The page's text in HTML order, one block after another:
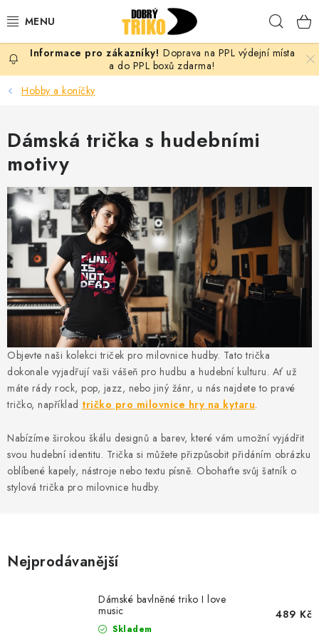
na
PRO ŽENY
PRO MUŽE
PRO DĚTI
DOPLŇKY
PRO PÁRY
VLASTNÍ MOTIV
TRIČKA
MIKINY
OKAMŽITĚ K ODBĚRU
B2B
MÁM SRDCE POMÁHÁM
VÁNOCE
Obchodní podmínky
Zásady zpracování ochrany osobních údajů
Doprava na PPL výdejní místa
a do PPL boxů zdarma!
Hobby a koníčky
Dámská trička s hudebními
motivy
Objevte naši kolekci triček pro milovnice hudby. Tato trička
dokonale vyjadřují vaši vášeň pro hudbu a hudební kulturu. Ať už
máte rády rock, pop, jazz, nebo jiný žánr, u nás najdete to pravé
tričko, například tričko pro milovnice hry na kytaru.
Nabízíme širokou škálu designů a barev, které vám umožní vyjádřit
svou hudební identitu. Trička si můžete přizpůsobit přidáním obrázku
oblíbené kapely, nástroje nebo textu písně. Obohaťte svůj šatník o
stylová trička pro milovnice hudby.
Nejprodávanější
Dámské bavlněné triko I love
music
Skladem
489 Kč